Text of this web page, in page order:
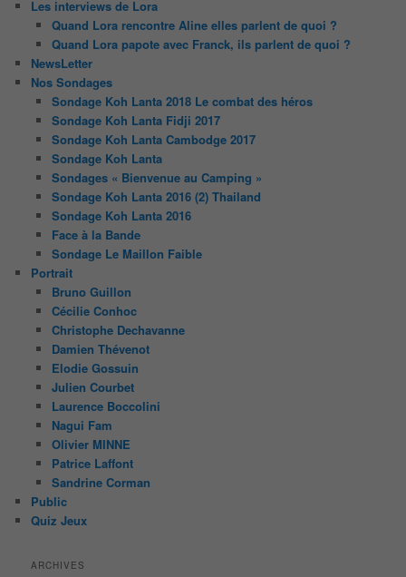
Les interviews de Lora
Quand Lora rencontre Aline elles parlent de quoi ?
Quand Lora papote avec Franck, ils parlent de quoi ?
NewsLetter
Nos Sondages
Sondage Koh Lanta 2018 Le combat des héros
Sondage Koh Lanta Fidji 2017
Sondage Koh Lanta Cambodge 2017
Sondage Koh Lanta
Sondages « Bienvenue au Camping »
Sondage Koh Lanta 2016 (2) Thailand
Sondage Koh Lanta 2016
Face à la Bande
Sondage Le Maillon Faible
Portrait
Bruno Guillon
Cécilie Conhoc
Christophe Dechavanne
Damien Thévenot
Elodie Gossuin
Julien Courbet
Laurence Boccolini
Nagui Fam
Olivier MINNE
Patrice Laffont
Sandrine Corman
Public
Quiz Jeux
ARCHIVES